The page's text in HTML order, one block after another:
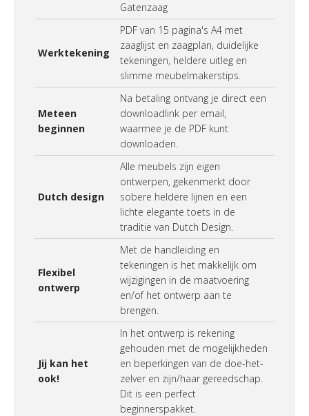
Gatenzaag
Werktekening
PDF van 15 pagina's A4 met
zaaglijst en zaagplan, duidelijke
tekeningen, heldere uitleg en
slimme meubelmakerstips.
Meteen
beginnen
Na betaling ontvang je direct een
downloadlink per email,
waarmee je de PDF kunt
downloaden.
Dutch design
Alle meubels zijn eigen
ontwerpen, gekenmerkt door
sobere heldere lijnen en een
lichte elegante toets in de
traditie van Dutch Design.
Flexibel
ontwerp
Met de handleiding en
tekeningen is het makkelijk om
wijzigingen in de maatvoering
en/of het ontwerp aan te
brengen.
Jij kan het
ook!
In het ontwerp is rekening
gehouden met de mogelijkheden
en beperkingen van de doe-het-
zelver en zijn/haar gereedschap.
Dit is een perfect
beginnerspakket.